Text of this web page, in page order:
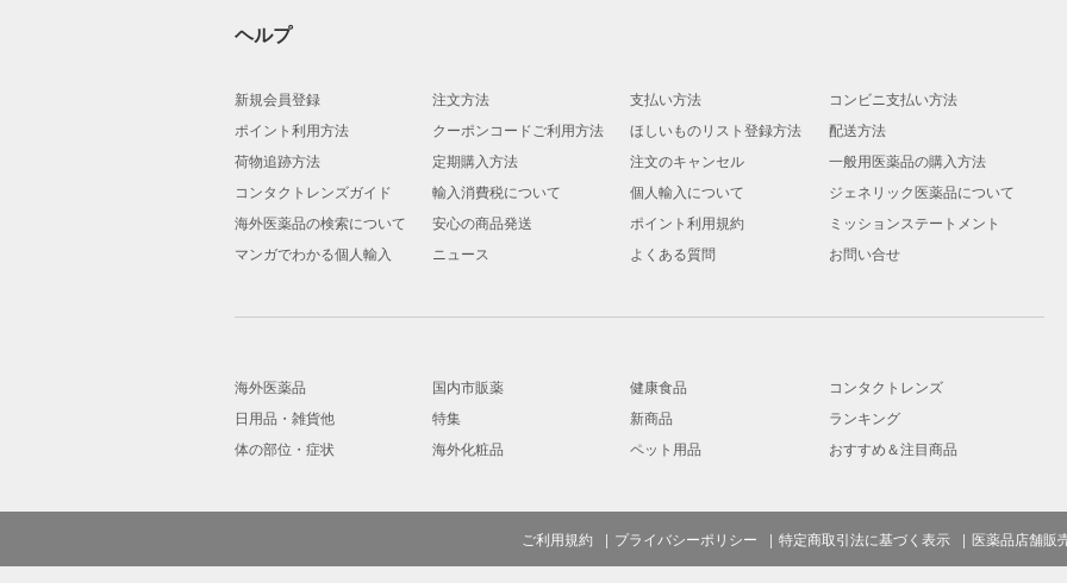
ヘルプ
新規会員登録 注文方法 支払い方法
コンビニ支払い方法
ポイント利用方法
クーポンコードご利用方法 ほしいものリスト登録方法
配送方法
荷物追跡方法
定期購入方法 注文のキャンセル
一般用医薬品の購入方法
コンタクトレンズガイド
輸入消費税について 個人輸入について
ジェネリック医薬品について
海外医薬品の検索について
安心の商品発送 ポイント利用規約
ミッションステートメント
マンガでわかる個人輸入
ニュース よくある質問 お問い合せ
海外医薬品 国内市販薬 健康食品
コンタクトレンズ
日用品・雑貨他
特集 新商品
ランキング
体の部位・症状
海外化粧品 ペット用品 おすすめ＆注目商品
ご利用規約 プライバシーポリシー 特定商取引法に基づく表示 医薬品店舗販